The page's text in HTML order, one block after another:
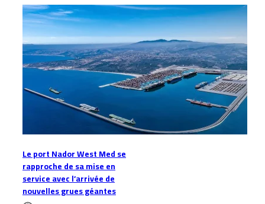
Le port Nador West Med se
rapproche de sa mise en
service avec l’arrivée de
nouvelles grues géantes